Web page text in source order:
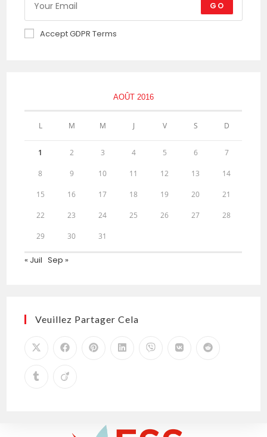
GO
Accept GDPR Terms
AOÛT 2016
L M M J V S D
1 2 3 4 5 6 7
8 9 10 11 12 13 14
15 16 17 18 19 20 21
22 23 24 25 26 27 28
29 30 31
« Juil Sep »
Veuillez Partager Cela